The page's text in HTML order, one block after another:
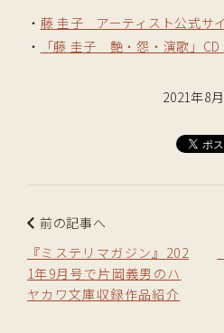
・ 藤 圭子 アーティスト公式サ
・
「藤 圭子 艶・怨・演歌」CD
2021年8
前の記事へ
『ミステリマガジン』202
1年9月号で片岡義男のハ
ヤカワ文庫収録作品紹介